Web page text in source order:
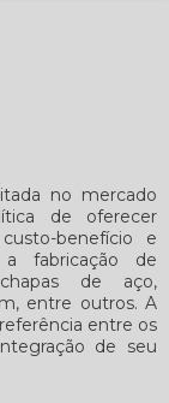
no mercado
de oferecer
benefício e
fabricação de
de aço,
entre outros. A
entre os
de seu